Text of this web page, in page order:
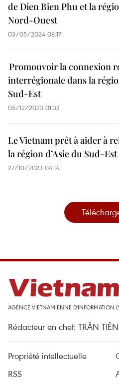
de Dien Bien Phu et la
Nord-Ouest
03/05/2024 08:17
Promouvoir la connexion
interrégionale dans la
Sud-Est
05/12/2023 01:33
Le Vietnam prêt à aider à
la région d’Asie du Sud-Est
27/10/2023 04:14
AGENCE VIETNAMIENNE D'INFORMATION
Rédacteur en chef: TRÂN
Propriété intellectuelle
RSS